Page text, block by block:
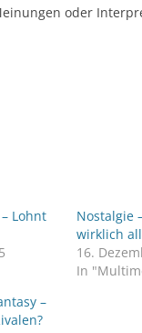
oder
– Lohnt
Nostalgie
wirklich
16.
In
–